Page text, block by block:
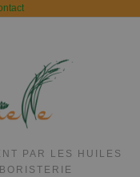
PAR LES HUILES